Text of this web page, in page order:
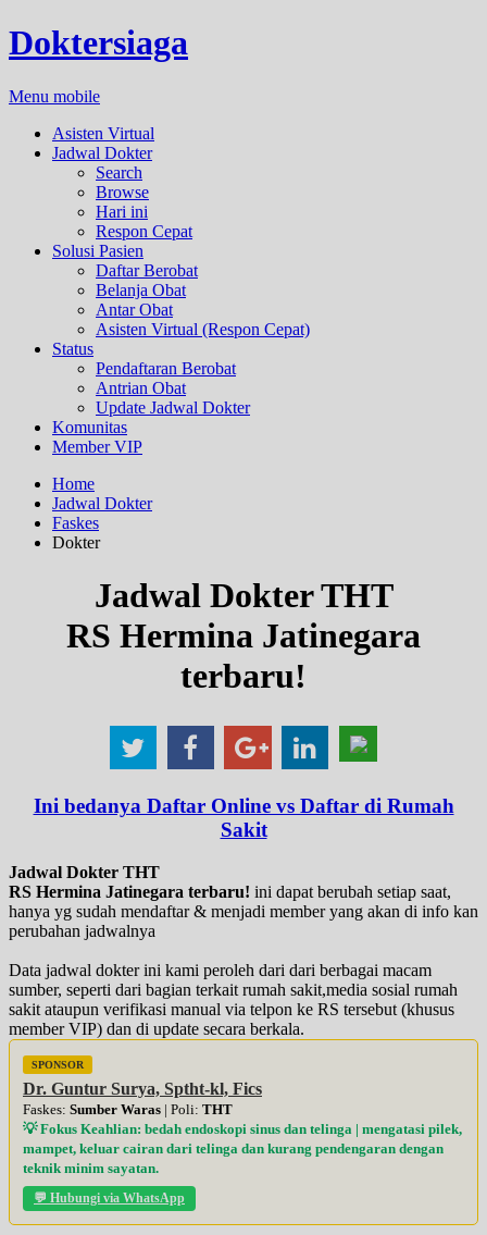
Doktersiaga
Menu mobile
Asisten Virtual
Jadwal Dokter
Search
Browse
Hari ini
Respon Cepat
Solusi Pasien
Daftar Berobat
Belanja Obat
Antar Obat
Asisten Virtual (Respon Cepat)
Status
Pendaftaran Berobat
Antrian Obat
Update Jadwal Dokter
Komunitas
Member VIP
Home
Jadwal Dokter
Faskes
Dokter
Jadwal Dokter THT
RS Hermina Jatinegara
terbaru!
Ini bedanya Daftar Online vs Daftar di Rumah
Sakit
Jadwal Dokter THT
RS Hermina Jatinegara terbaru! ini dapat berubah setiap saat,
hanya yg sudah mendaftar & menjadi member yang akan di info kan
perubahan jadwalnya
Data jadwal dokter ini kami peroleh dari dari berbagai macam
sumber, seperti dari bagian terkait rumah sakit,media sosial rumah
sakit ataupun verifikasi manual via telpon ke RS tersebut (khusus
member VIP) dan di update secara berkala.
SPONSOR
Dr. Guntur Surya, Sptht-kl, Fics
Faskes: Sumber Waras | Poli: THT
💡 Fokus Keahlian: bedah endoskopi sinus dan telinga | mengatasi pilek,
mampet, keluar cairan dari telinga dan kurang pendengaran dengan
teknik minim sayatan.
💬 Hubungi via WhatsApp